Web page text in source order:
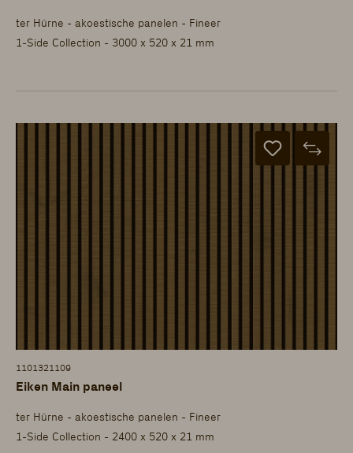
ter Hürne - akoestische panelen - Fineer
1-Side Collection - 3000 x 520 x 21 mm
1101321109
Eiken Main paneel
ter Hürne - akoestische panelen - Fineer
1-Side Collection - 2400 x 520 x 21 mm